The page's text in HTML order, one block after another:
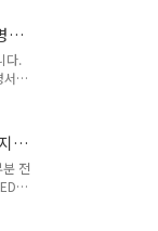
욱
더
전
차
,
다.
서를
문
시
류의
'이
시
전
는